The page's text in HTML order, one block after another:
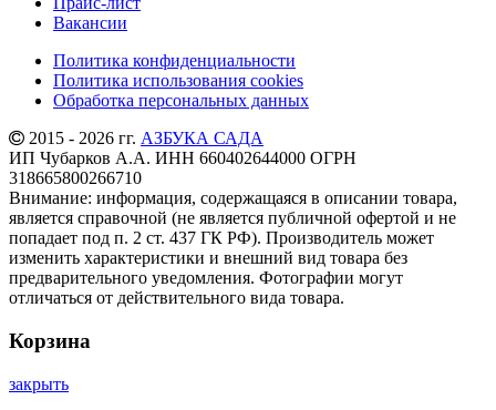
Вакансии
Политика конфиденциальности
Политика использования cookies
Обработка персональных данных
2015 - 2026 гг. АЗБУКА САДА
ИП Чубарков А.А. ИНН 660402644000 ОГРН
318665800266710
Внимание: информация, содержащаяся в описании товара,
является справочной (не является публичной офертой и не
попадает под п. 2 ст. 437 ГК РФ). Производитель может
изменить характеристики и внешний вид товара без
предварительного уведомления. Фотографии могут
отличаться от действительного вида товара.
Корзина
закрыть